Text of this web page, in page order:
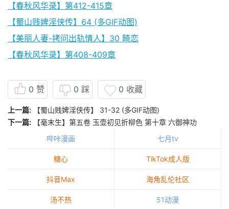
【春秋风华录】第412-415章
【蜀山贱婢淫侠传】64 (多GIF动图)
【美丽人妻-拷问出轨情人】30 畸恋
【春秋风华录】第408-409章
0 赞 0 踩 0 收藏
上一篇: 【蜀山贱婢淫侠传】 31-32 (多GIF动图)
下一篇: 【毫末生】第五卷 玉壶初见折柳色 第十章 六御神功
哔咔漫画
七月tv
糖心 TikTok成人版
抖音Max 海角乱伦社区
汤不热 51动漫